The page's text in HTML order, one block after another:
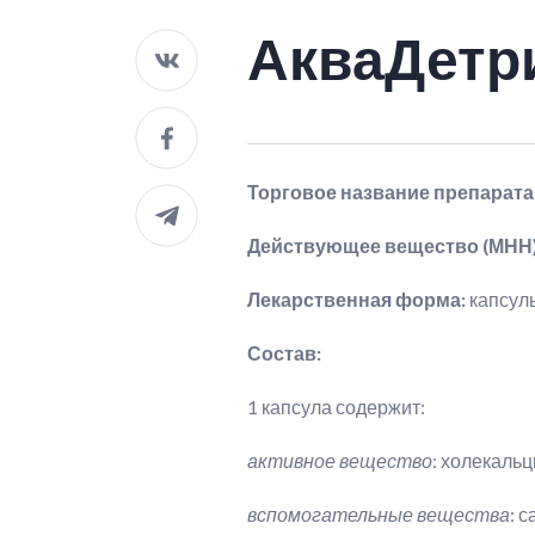
Торговое название
Действующее вещество
Лекарственная форма:
Состав:
1 капсула содержит:
активное вещество:
вспомогательные вещества: